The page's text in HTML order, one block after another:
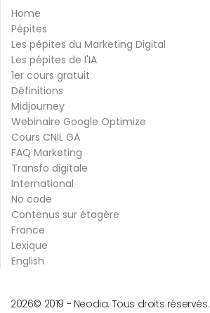
Home
Pépites
Les pépites du Marketing Digital
Les pépites de l'IA
1er cours gratuit
Définitions
Midjourney
Webinaire Google Optimize
Cours CNIL GA
FAQ Marketing
Transfo digitale
International
No code
Contenus sur étagère
France
Lexique
English
© 2019 -
2026 Neodia. Tous droits réservés.